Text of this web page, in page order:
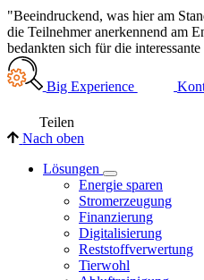
"Beeindruckend, was hier am
die Teilnehmer anerkennend am
bedankten sich für die
Big Experience
Teilen
Nach oben
Lösungen
Energie sparen
Stromerzeugung
Finanzierung
Digitalisierung
Reststoffverwertung
Tierwohl